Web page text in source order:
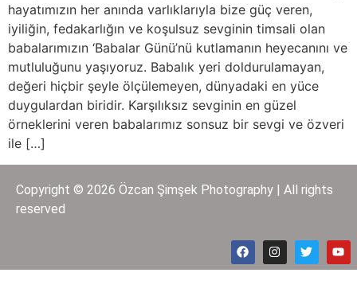
hayatımızın her anında varlıklarıyla bize güç veren,
iyiliğin, fedakarlığın ve koşulsuz sevginin timsali olan
babalarımızın ‘Babalar Günü’nü kutlamanın heyecanını ve
mutluluğunu yaşıyoruz. Babalık yeri doldurulamayan,
değeri hiçbir şeyle ölçülemeyen, dünyadaki en yüce
duygulardan biridir. Karşılıksız sevginin en güzel
örneklerini veren babalarımız sonsuz bir sevgi ve özveri
ile […]
Copyright © 2026 Özcan Şimşek Photography | All rights
reserved